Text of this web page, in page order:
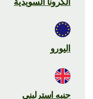
اليورو
جنيه استرليني